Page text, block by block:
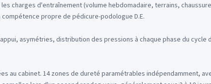
charges d'entraînement (volume hebdomadaire, terrains,
propre de pédicure-podologue D.E.
asymétries, distribution des pressions à chaque phase du cycle
au cabinet. 14 zones de dureté paramétrables indépendamment,